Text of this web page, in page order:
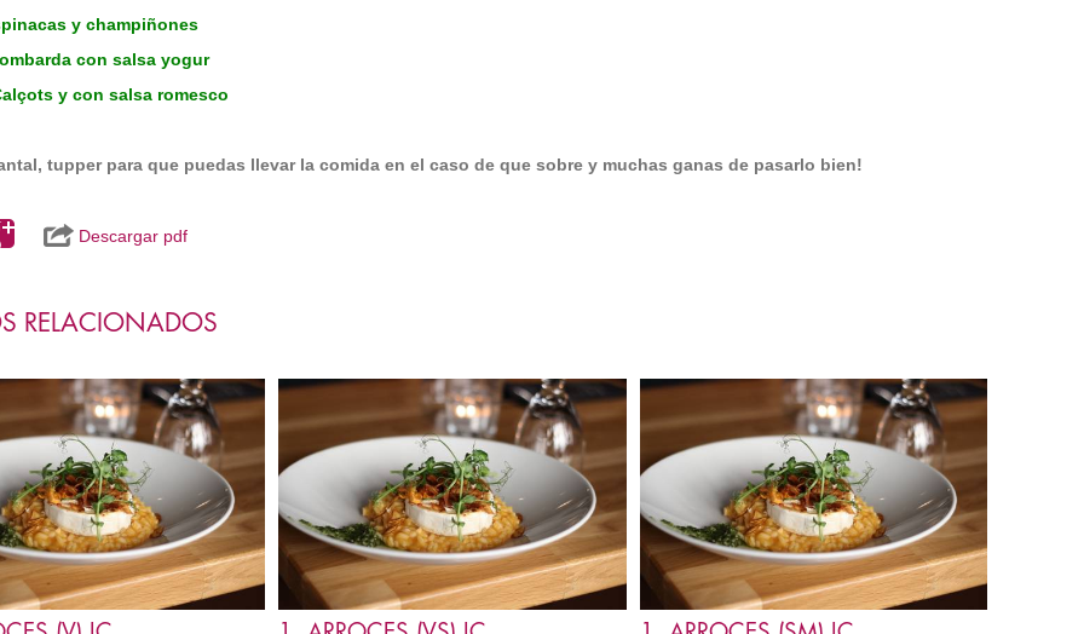
y champiñones
con salsa yogur
y con salsa romesco
tupper para que puedas llevar la comida en el caso de que sobre y muchas ganas de pasarlo bien!
Descargar pdf
RELACIONADOS